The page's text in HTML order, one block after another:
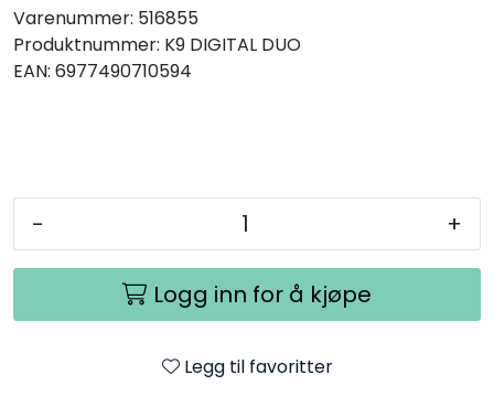
Varenummer: 516855
Produktnummer: K9 DIGITAL DUO
EAN: 6977490710594
- +
Logg inn for å kjøpe
Legg til favoritter